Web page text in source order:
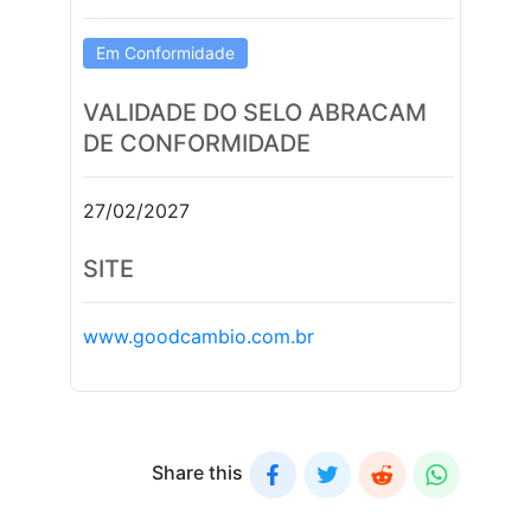
Em Conformidade
VALIDADE DO SELO ABRACAM
DE CONFORMIDADE
27/02/2027
SITE
www.goodcambio.com.br
Share this